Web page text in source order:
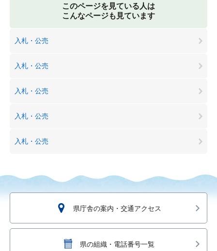
このページを見ている人は
こんなページも見ています
入札・公売
入札・公売
入札・公売
入札・公売
入札・公売
県庁舎の案内・交通アクセス
県の組織・電話番号一覧